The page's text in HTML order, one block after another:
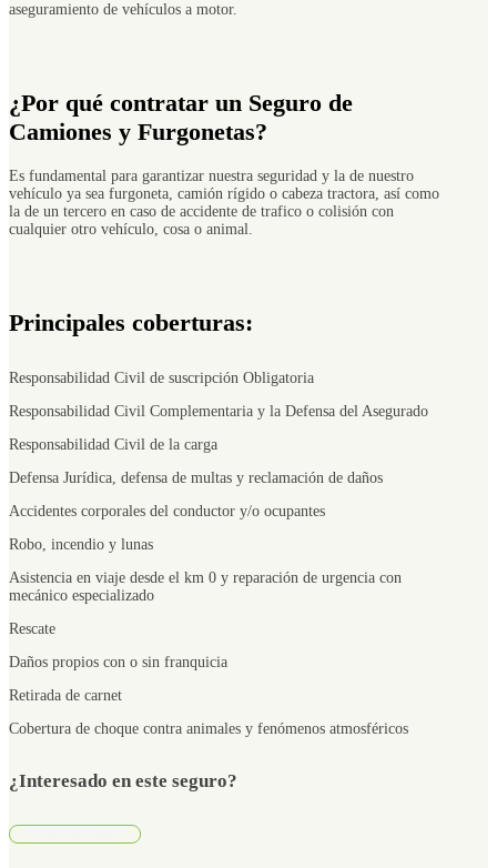
aseguramiento de vehículos a motor.
¿Por qué contratar un Seguro de
Camiones y Furgonetas?
Es fundamental para garantizar nuestra seguridad y la de nuestro
vehículo ya sea furgoneta, camión rígido o cabeza tractora, así como
la de un tercero en caso de accidente de trafico o colisión con
cualquier otro vehículo, cosa o animal.
Principales coberturas:
Responsabilidad Civil de suscripción Obligatoria
Responsabilidad Civil Complementaria y la Defensa del Asegurado
Responsabilidad Civil de la carga
Defensa Jurídica, defensa de multas y reclamación de daños
Accidentes corporales del conductor y/o ocupantes
Robo, incendio y lunas
Asistencia en viaje desde el km 0 y reparación de urgencia con
mecánico especializado
Rescate
Daños propios con o sin franquicia
Retirada de carnet
Cobertura de choque contra animales y fenómenos atmosféricos
¿Interesado en este seguro?